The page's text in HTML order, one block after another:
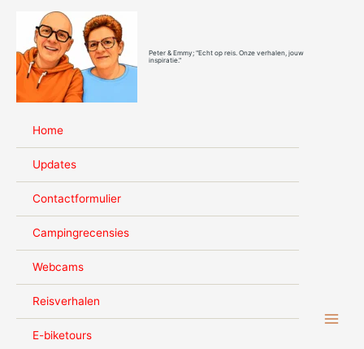
inhoud
Peter & Emmy; "Echt op reis. Onze verhalen, jouw
inspiratie."
Home
Updates
Contactformulier
Campingrecensies
Webcams
Reisverhalen
E-biketours